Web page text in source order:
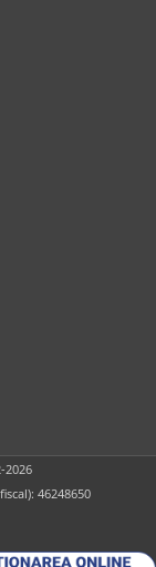
2026
46248650